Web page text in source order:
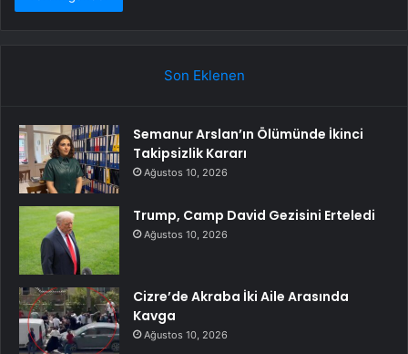
Son Eklenen
Semanur Arslan’ın Ölümünde İkinci
Takipsizlik Kararı
Ağustos 10, 2026
Trump, Camp David Gezisini Erteledi
Ağustos 10, 2026
Cizre’de Akraba İki Aile Arasında
Kavga
Ağustos 10, 2026